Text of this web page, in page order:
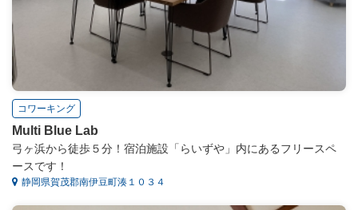
コワーキング
Multi Blue Lab
弓ヶ浜から徒歩５分！宿泊施設「らいずや」内にあるフリースペ
ースです！
静岡県賀茂郡南伊豆町湊１０３４